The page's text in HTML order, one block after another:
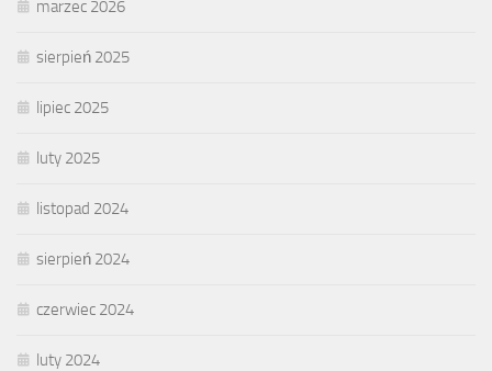
marzec 2026
sierpień 2025
lipiec 2025
luty 2025
listopad 2024
sierpień 2024
czerwiec 2024
luty 2024